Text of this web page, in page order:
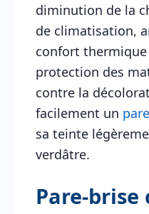
diminution de la
de climatisation,
confort thermique
protection des
contre la
facilement un
sa teinte
verdâtre.
Pare-